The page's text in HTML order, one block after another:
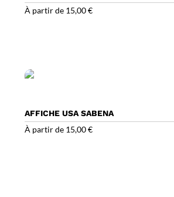
À partir de 15,00€
AFFICHE USA SABENA
À partir de 15,00€